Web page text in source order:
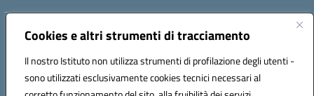
Cookies e altri strumenti di tracciamento
Il nostro Istituto non utilizza strumenti di profilazione degli utenti -
sono utilizzati esclusivamente cookies tecnici necessari al
Indirizzo:VIA S. LEONARDO 90024 GANGI (PA)
Posta elettronica certificata (PEC):paic84500b@pec.istruzione.it
Codice fiscale: 95005240825